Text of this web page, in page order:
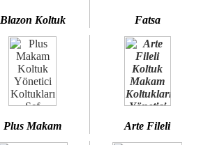
Blazon Koltuk Fatsa
Plus Makam Arte Fileli